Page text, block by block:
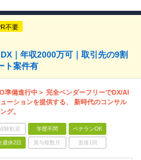
不要
｜年収2000万可｜取引先の9割
ト案件有
準備進行中＞ 完全ベンダーフリーでDX/AI
ーションを提供する、 新時代のコンサル
グ。
験歓迎 学歴不問 ベテランOK
週休2日 賞与複数月 面接1回